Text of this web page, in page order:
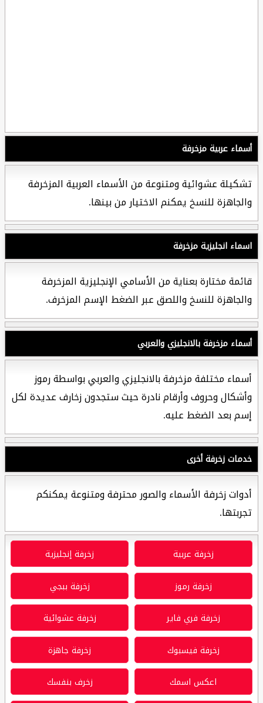
أسماء عربية مزخرفة
تشكيلة عشوائية ومتنوعة من الأسماء العربية المزخرفة
والجاهزة للنسخ يمكنم الاختيار من بينها.
اسماء انجليزية مزخرفة
قائمة مختارة بعناية من الأسامي الإنجليزية المزخرفة
والجاهزة للنسخ واللصق عبر الضغط الإسم المزخرف.
أسماء مزخرفة بالانجليزي والعربي
أسماء مختلفة مزخرفة بالانجليزي والعربي بواسطة رموز
وأشكال وحروف وأرقام نادرة حيث ستجدون زخارف عديدة لكل
إسم بعد الضغط عليه.
خدمات زخرفة أخرى
أدوات زخرفة الأسماء والصور محترفة ومتنوعة يمكنكم
تجربتها.
زخرفة عربية زخرفة إنجليزية
زخرفة رموز زخرفة ببجي
زخرفة فري فاير زخرفة عشوائية
زخرفة فيسبوك زخرفة جاهزة
اعكس اسمك زخرف بنفسك